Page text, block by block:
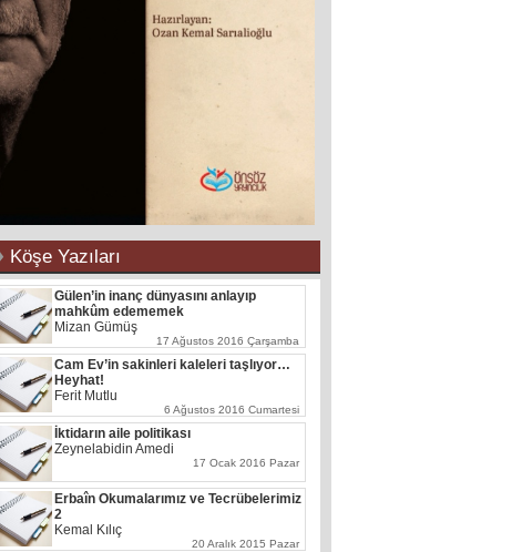
Köşe Yazıları
Gülen’in inanç dünyasını anlayıp
mahkûm edememek
Mizan Gümüş
17 Ağustos 2016 Çarşamba
Cam Ev’in sakinleri kaleleri taşlıyor…
Heyhat!
Ferit Mutlu
6 Ağustos 2016 Cumartesi
İktidarın aile politikası
Zeynelabidin Amedi
17 Ocak 2016 Pazar
Erbaîn Okumalarımız ve Tecrübelerimiz
2
Kemal Kılıç
20 Aralık 2015 Pazar